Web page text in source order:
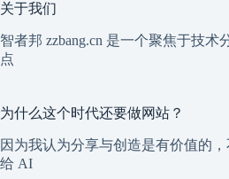
关于我们
智者邦 zzbang.cn 是一个聚焦于技术
点
为什么这个时代还要做网站？
因为我认为分享与创造是有价值的
给 AI